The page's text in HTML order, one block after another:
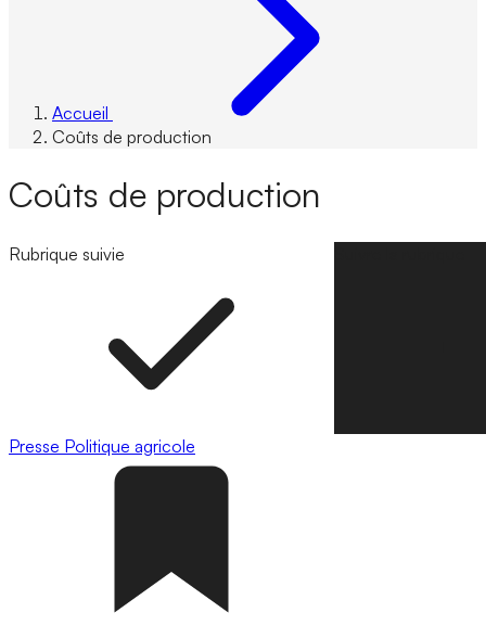
Accueil
Coûts de production
Coûts de production
Rubrique suivie
Presse Politique agricole